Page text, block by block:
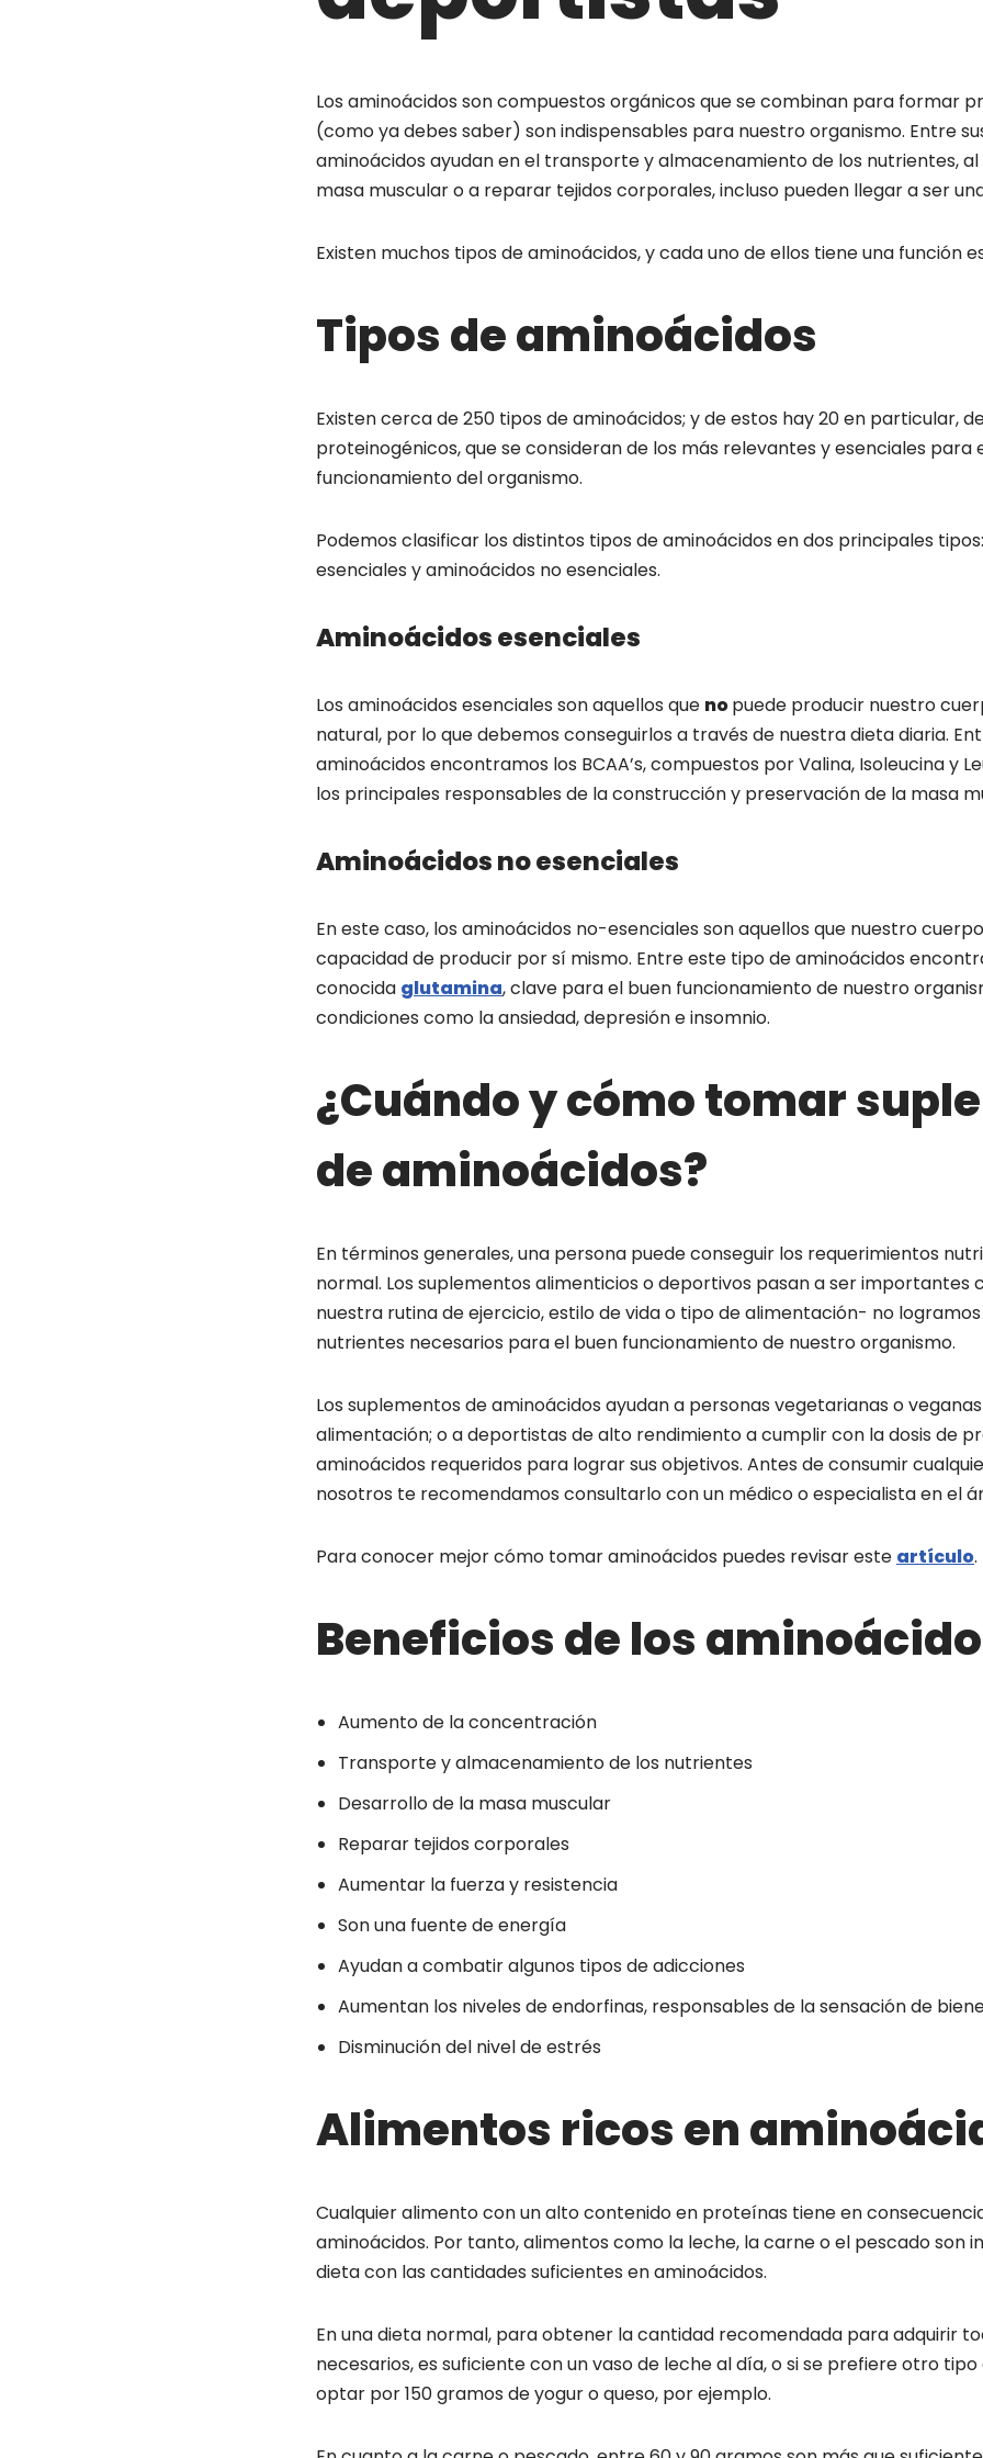
Los aminoácidos son compuestos orgánicos que se combinan para formar
(como ya debes saber) son indispensables para nuestro organismo. Entre
aminoácidos ayudan en el transporte y almacenamiento de los nutrientes,
masa muscular o a reparar tejidos corporales, incluso pueden llegar a ser
Existen muchos tipos de aminoácidos, y cada uno de ellos tiene una función
Tipos de aminoácidos
Existen cerca de 250 tipos de aminoácidos; y de estos hay 20 en particular,
proteinogénicos, que se consideran de los más relevantes y esenciales
funcionamiento del organismo.
Podemos clasificar los distintos tipos de aminoácidos en dos principales
esenciales y aminoácidos no esenciales.
Aminoácidos esenciales
Los aminoácidos esenciales son aquellos que nopuede producir nuestro
natural, por lo que debemos conseguirlos a través de nuestra dieta diaria.
aminoácidos encontramos los BCAA’s, compuestos por Valina, Isoleucina y
los principales responsables de la construcción y preservación de la masa
Aminoácidos no esenciales
En este caso, los aminoácidos no-esenciales son aquellos que nuestro
capacidad de producir por sí mismo. Entre este tipo de aminoácidos
conocida glutamina, clave para el buen funcionamiento de nuestro
condiciones como la ansiedad, depresión e insomnio.
¿Cuándo y cómo tomar
de aminoácidos?
En términos generales, una persona puede conseguir los requerimientos
normal. Los suplementos alimenticios o deportivos pasan a ser importantes
nuestra rutina de ejercicio, estilo de vida o tipo de alimentación- no
nutrientes necesarios para el buen funcionamiento de nuestro organismo.
Los suplementos de aminoácidos ayudan a personas vegetarianas o
alimentación; o a deportistas de alto rendimiento a cumplir con la dosis de
aminoácidos requeridos para lograr sus objetivos. Antes de consumir
nosotros te recomendamos consultarlo con un médico o especialista en el
Para conocer mejor cómo tomar aminoácidos puedes revisar este artículo.
Beneficios de los
Aumento de la concentración
Transporte y almacenamiento de los nutrientes
Desarrollo de la masa muscular
Reparar tejidos corporales
Aumentar la fuerza y resistencia
Son una fuente de energía
Ayudan a combatir algunos tipos de adicciones
Aumentan los niveles de endorfinas, responsables de la sensación de
Disminución del nivel de estrés
Alimentos ricos en
Cualquier alimento con un alto contenido en proteínas tiene en
aminoácidos. Por tanto, alimentos como la leche, la carne o el pescado son
dieta con las cantidades suficientes en aminoácidos.
En una dieta normal, para obtener la cantidad recomendada para adquirir
necesarios, es suficiente con un vaso de leche al día, o si se prefiere otro
optar por 150 gramos de yogur o queso, por ejemplo.